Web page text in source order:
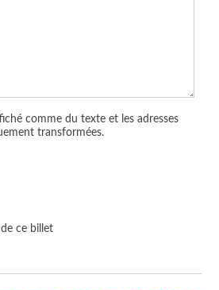
comme du texte et les adresses
transformées.
ce billet